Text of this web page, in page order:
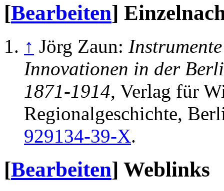
[Bearbeiten]
↑ Jörg Zaun:
Innovationen in der
1871-1914, Verlag für
Regionalgeschichte,
929134-39-X.
[Bearbeiten] Weblinks